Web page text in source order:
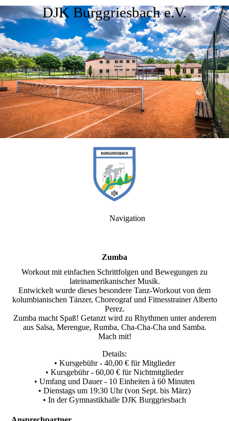
DJK Burggriesbach e.V.
Navigation
Zumba
Workout mit einfachen Schrittfolgen und Bewegungen zu
lateinamerikanischer Musik.
Entwickelt wurde dieses besondere Tanz-Workout von dem
kolumbianischen Tänzer, Choreograf und Fitnesstrainer Alberto
Perez.
Zumba macht Spaß! Getanzt wird zu Rhythmen unter anderem
aus Salsa, Merengue, Rumba, Cha-Cha-Cha und Samba.
Mach mit!
Details:
• Kursgebühr - 40,00 € für Mitglieder
• Kursgebühr - 60,00 € für Nichtmitglieder
• Umfang und Dauer - 10 Einheiten à 60 Minuten
• Dienstags um 19:30 Uhr (von Sept. bis März)
• In der Gymnastikhalle DJK Burggriesbach